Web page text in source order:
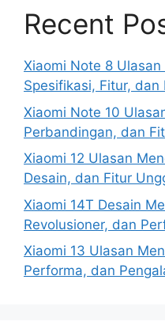
Recent
Xiaomi Note 8
Spesifikasi, Fitur, dan
Xiaomi Note 10
Perbandingan, dan
Xiaomi 12 Ulasan
Desain, dan Fitur
Xiaomi 14T Desain
Revolusioner, dan
Xiaomi 13 Ulasan
Performa, dan